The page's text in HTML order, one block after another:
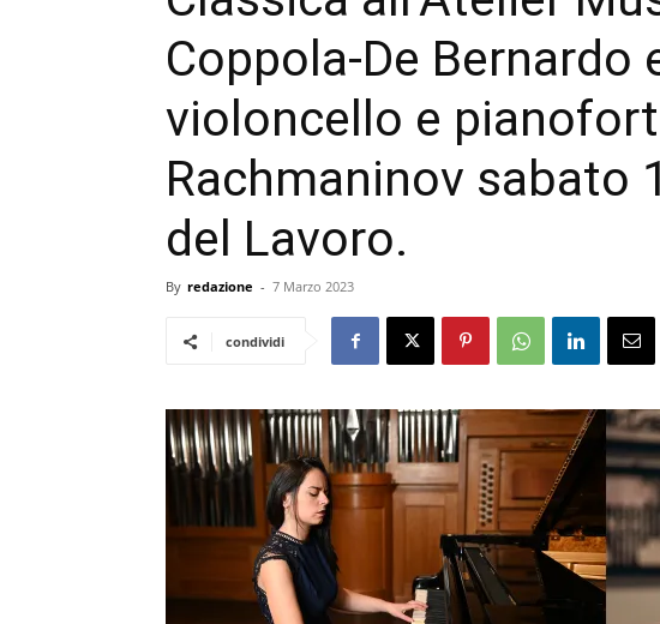
Coppola-De Bernardo
violoncello e
Rachmaninov sabato
del Lavoro.
By redazione - 7 Marzo 2023
condividi